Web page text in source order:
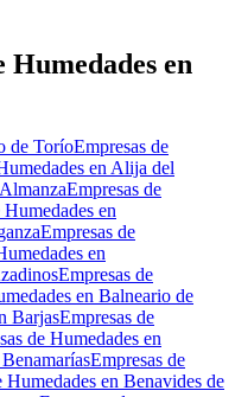
Humedades en
de ToríoEmpresas de
en Alija del
Empresas de
en
Empresas de
en
Empresas de
en Balneario de
BarjasEmpresas de
de Humedades en
Empresas de
Humedades en Benavides de